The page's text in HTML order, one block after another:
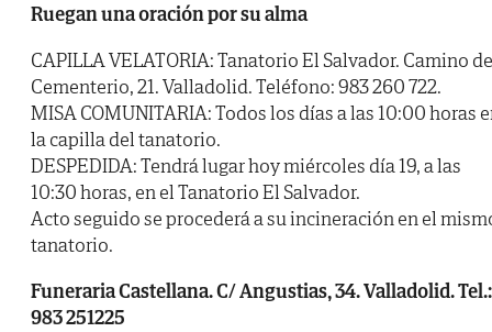
Ruegan una oración por su alma
CAPILLA VELATORIA: Tanatorio El Salvador. Camino
Cementerio, 21. Valladolid. Teléfono: 983 260 722.
MISA COMUNITARIA: Todos los días a las 10:00 horas
la capilla del tanatorio.
DESPEDIDA: Tendrá lugar hoy miércoles día 19, a las
10:30 horas, en el Tanatorio El Salvador.
Acto seguido se procederá a su incineración en el
tanatorio.
Funeraria Castellana. C/ Angustias, 34. Valladolid. Tel.:
983 251225